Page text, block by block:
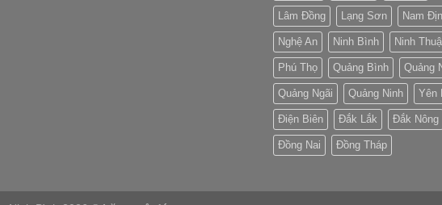
Lâm Đồng Lạng Sơn Nam
Nghệ An Ninh Bình Ninh
Phú Thọ Quảng Bình Quảng
Quảng Ngãi Quảng Ninh Yên
Điện Biên Đắk Lắk Đắk Nông
Đồng Nai Đồng Tháp